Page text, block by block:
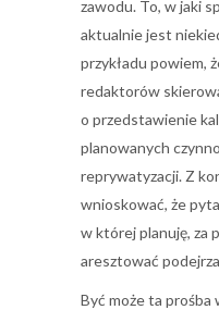
zawodu. To, w jaki
aktualnie jest
przykładu powiem,
redaktorów
o przedstawienie
planowanych
reprywatyzacji. Z
wnioskować, że
w której planuję, za
aresztować
Być może ta prośba